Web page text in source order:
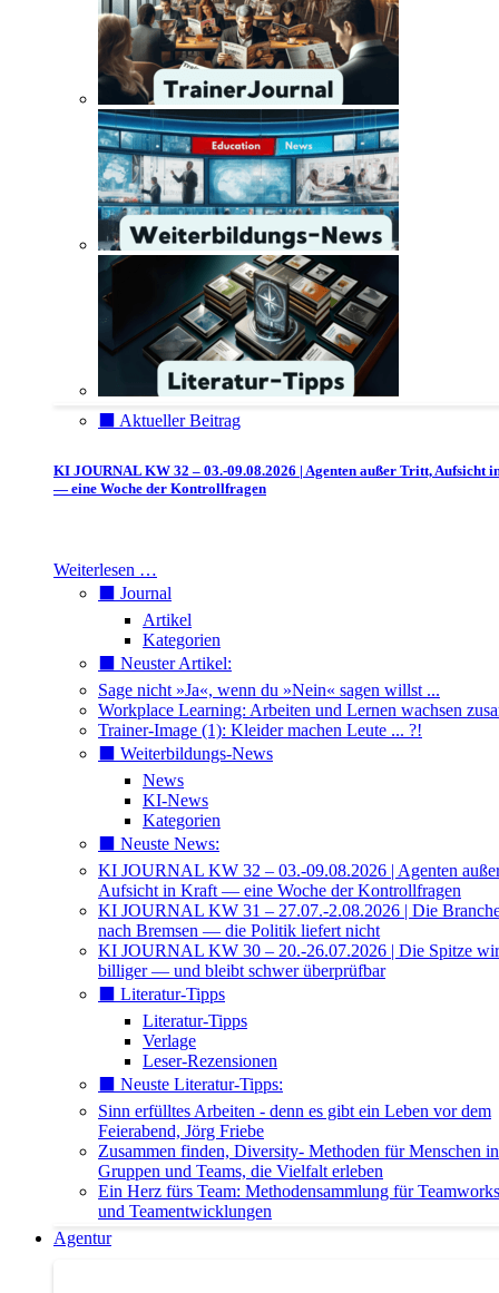
⬛️ Aktueller Beitrag
KI JOURNAL KW 32 – 03.-09.08.2026 | Agenten außer Tritt, Aufsicht
— eine Woche der Kontrollfragen
Weiterlesen …
⬛️ Journal
Artikel
Kategorien
⬛️ Neuster Artikel:
Sage nicht »Ja«, wenn du »Nein« sagen willst ...
Workplace Learning: Arbeiten und Lernen wachsen
Trainer-Image (1): Kleider machen Leute ... ?!
⬛️ Weiterbildungs-News
News
KI-News
Kategorien
⬛️ Neuste News:
KI JOURNAL KW 32 – 03.-09.08.2026 | Agenten
Aufsicht in Kraft — eine Woche der Kontrollfragen
KI JOURNAL KW 31 – 27.07.-2.08.2026 | Die
nach Bremsen — die Politik liefert nicht
KI JOURNAL KW 30 – 20.-26.07.2026 | Die Spitze
billiger — und bleibt schwer überprüfbar
⬛️ Literatur-Tipps
Literatur-Tipps
Verlage
Leser-Rezensionen
⬛️ Neuste Literatur-Tipps:
Sinn erfülltes Arbeiten - denn es gibt ein Leben vor dem
Feierabend, Jörg Friebe
Zusammen finden, Diversity- Methoden für Menschen in
Gruppen und Teams, die Vielfalt erleben
Ein Herz fürs Team: Methodensammlung für
und Teamentwicklungen
Agentur